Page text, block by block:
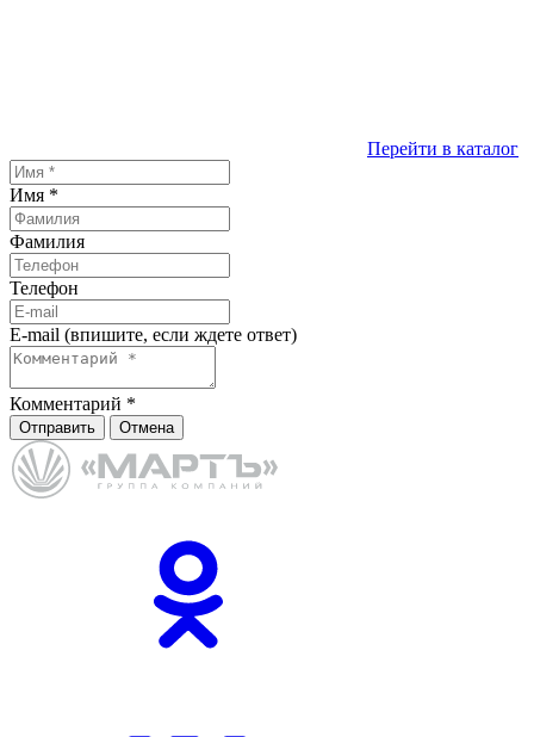
Перейти в каталог
Имя *
Фамилия
Телефон
E-mail (впишите, если ждете ответ)
Комментарий *
Отправить Отмена